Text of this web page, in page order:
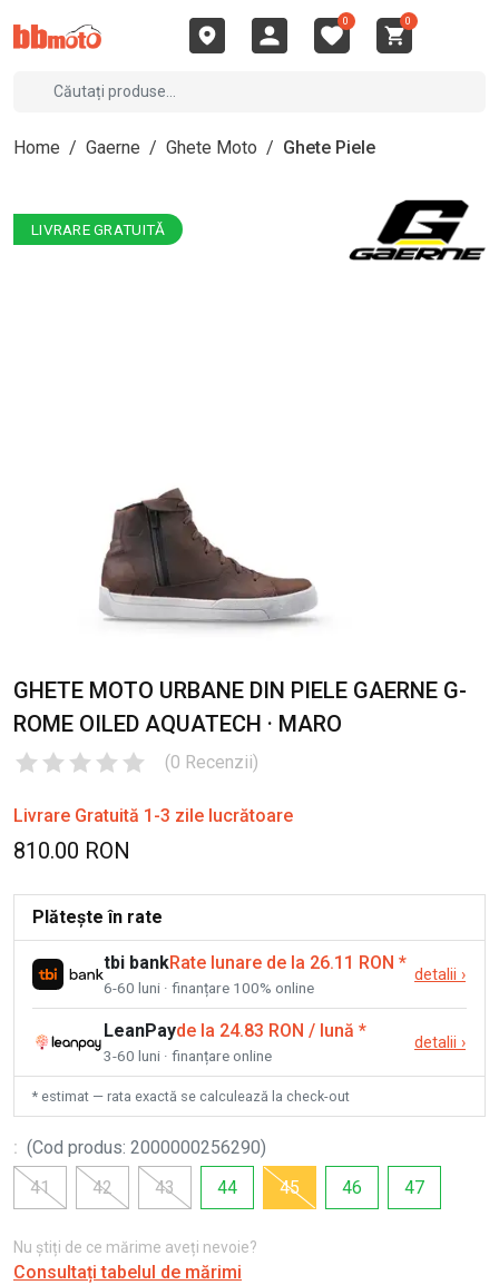
0 0
Home / Gaerne / Ghete Moto / Ghete Piele
LIVRARE GRATUITĂ
GHETE MOTO URBANE DIN PIELE GAERNE G-
ROME OILED AQUATECH · MARO
(0 Recenzii)
Livrare Gratuită 1-3 zile lucrătoare
810.00 RON
Plătește în rate
tbi bankRate lunare de la 26.11 RON *
6-60 luni · finanțare 100% online
detalii ›
LeanPayde la 24.83 RON / lună *
3-60 luni · finanțare online
detalii ›
* estimat — rata exactă se calculează la check-out
: (Cod produs: 2000000256290)
41
42 43 44 45 46 47
Nu știți de ce mărime aveți nevoie?
Consultați tabelul de mărimi